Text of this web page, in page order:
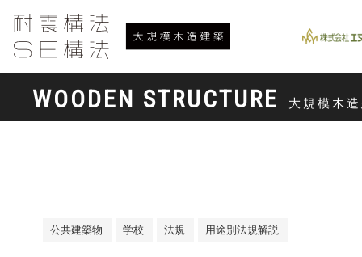
WOODEN STRUCTURE 大規模木
公共建築物 学校 法規 用途別法規解説